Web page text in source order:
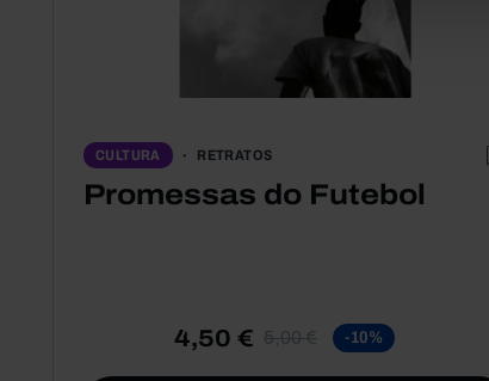
CULTURA RETRATOS
Promessas do Futebol
4,50 € 5,00 € -10%